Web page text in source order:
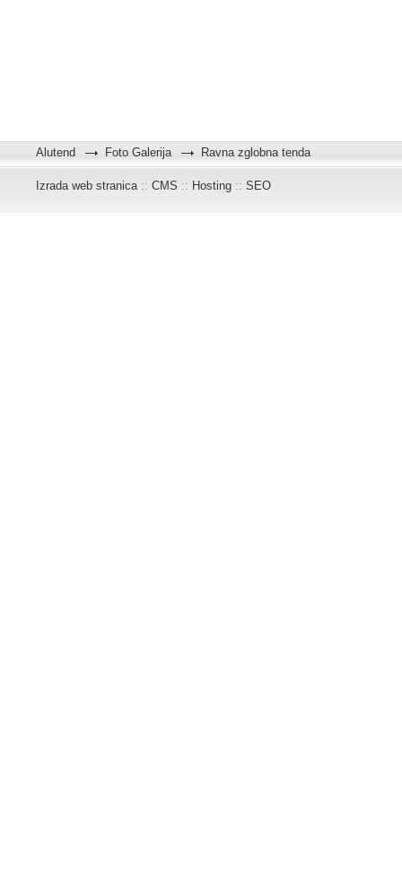
Alutend Foto Galerija Ravna zglobna tenda
Izrada web stranica:: CMS :: Hosting :: SEO